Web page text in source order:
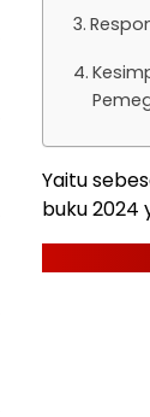
Yaitu
buku 2024